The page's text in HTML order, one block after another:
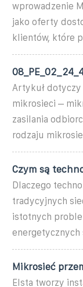
wprowadzenie
jako oferty
klientów, które
Artykuł dotyczy
mikrosieci –
zasilania
rodzaju
Czym są
Dlaczego
tradycyjnych
istotnych
energetycznych
Mikrosieć
Elsta tworzy